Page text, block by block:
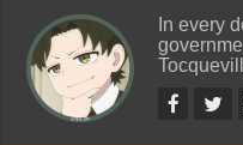
In every